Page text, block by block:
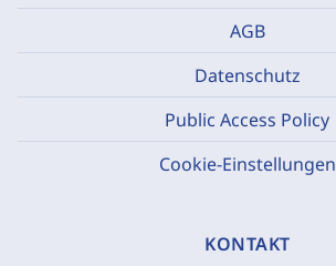
AGB
Datenschutz
Public Access Policy
Cookie-Einstellungen
KONTAKT